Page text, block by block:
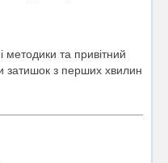
методики та привітний
затишок з перших хвилин